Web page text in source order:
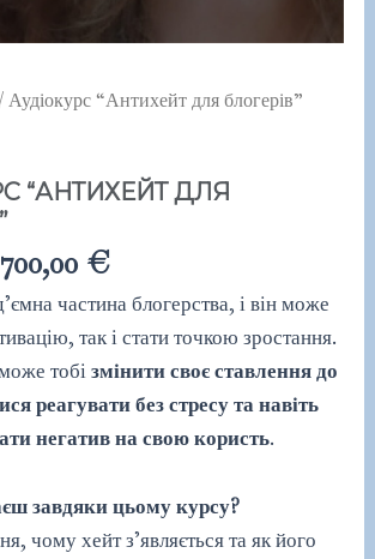
/ Аудіокурс “Антихейт для блогерів”
“АНТИХЕЙТ ДЛЯ
700,00 €
частина блогерства, і він може
так і стати точкою зростання.
тобізмінити своє ставлення до
реагувати без стресу та навіть
негатив на свою користь.
завдяки цьому курсу?
чому хейт з’являється та як його